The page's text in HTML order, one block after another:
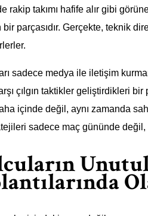
rakip takımı hafife alır gibi
parçasıdır. Gerçekte, teknik
sadece medya ile iletişim
çılgın taktikler geliştirdikleri
içinde değil, aynı zamanda
sadece maç gününde değil,